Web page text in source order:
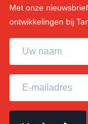
Met onze
ontwikkelingen bij
Uw naam
E-mailadres